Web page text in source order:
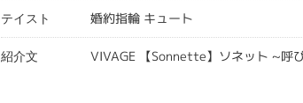
テイスト 婚約指輪 キュート
紹介文 VIVAGE 【Sonnette】ソネット ~呼